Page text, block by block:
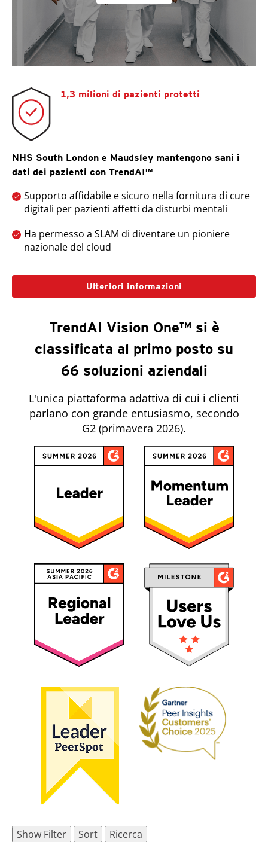
1,3 milioni di pazienti protetti
NHS South London e Maudsley mantengono sani i
dati dei pazienti con TrendAI™
Supporto affidabile e sicuro nella fornitura di cure
digitali per pazienti affetti da disturbi mentali
Ha permesso a SLAM di diventare un pioniere
nazionale del cloud
Ulteriori informazioni
TrendAI Vision One™ si è
classificata al primo posto su
66 soluzioni aziendali
L'unica piattaforma adattiva di cui i clienti
parlano con grande entusiasmo, secondo
G2 (primavera 2026).
Show Filter Sort Ricerca